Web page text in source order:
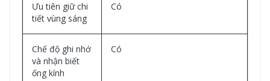
Ưu tiên giữ chi
tiết vùng sáng
Có
Chế độ ghi nhớ
và nhận biết
ống kính
Có